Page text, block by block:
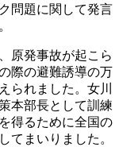
問題に関して発言
原発事故が起こら
際の避難誘導の万
られました。女川
本部長として訓練
得るために全国の
てまいりました。